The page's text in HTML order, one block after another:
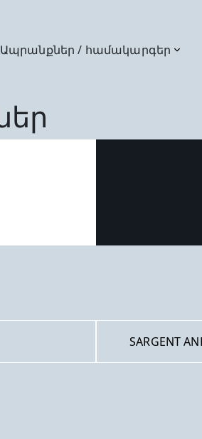
Ապրանքներ / համակարգեր
SARGENT